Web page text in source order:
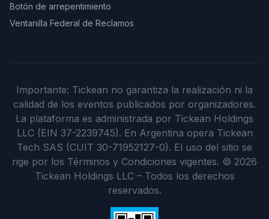
Botón de arrepentimiento
Ventanilla Federal de Reclamos
Importante: Tickean no garantiza la realización ni la
calidad de los eventos publicados por organizadores.
La plataforma es administrada por Tickean Holdings
LLC (EIN 37-2239745). En Argentina opera Tickean
Tech SAS (CUIT 30-71952127-0). El uso del sitio se
rige por los Términos y Condiciones vigentes. © 2026
Tickean Holdings LLC – Todos los derechos
reservados.